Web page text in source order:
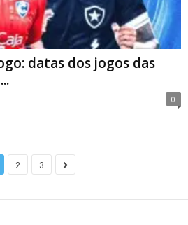
datas dos jogos das
0
2 3